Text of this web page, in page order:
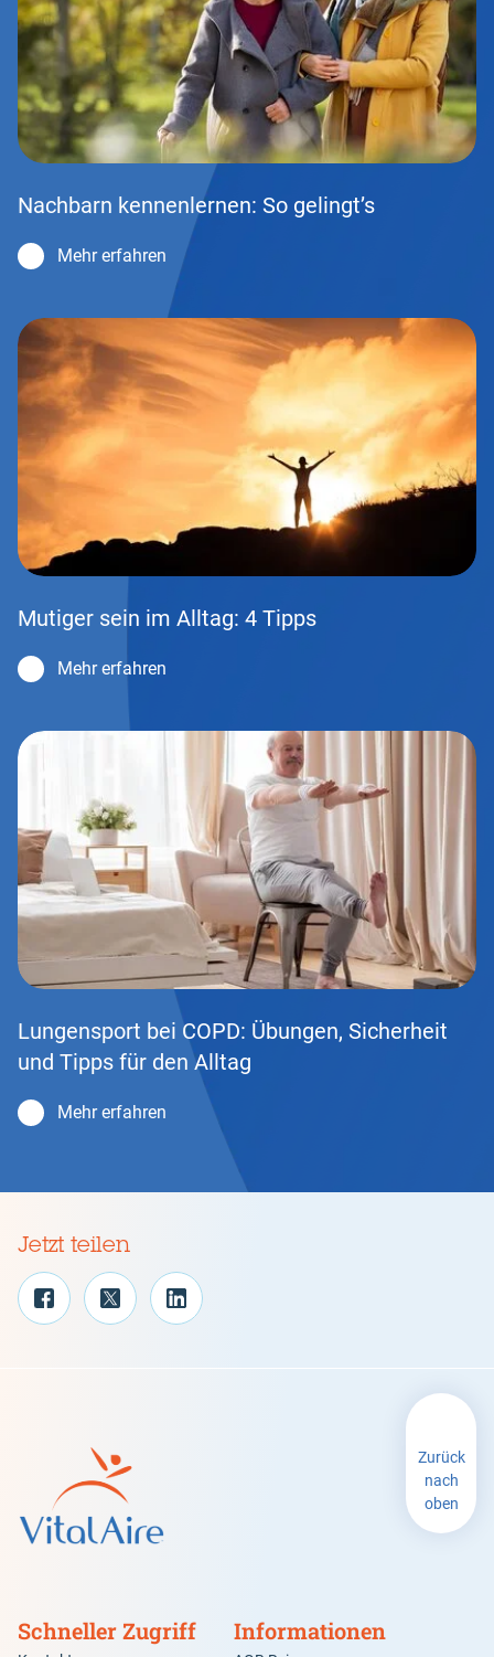
Nachbarn kennenlernen: So gelingt’s
Mehr erfahren
Mutiger sein im Alltag: 4 Tipps
Mehr erfahren
Lungensport bei COPD: Übungen, Sicherheit
und Tipps für den Alltag
Mehr erfahren
Jetzt teilen
Schneller Zugriff Informationen
Zurück
nach
oben